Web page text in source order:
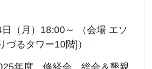
（月）18:00～ （会場 エソ
づるタワー10階]）
年度 修経会 総会＆懇親